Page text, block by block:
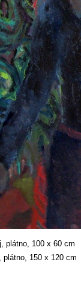
plátno, 100 x 60 cm
plátno, 150 x 120 cm